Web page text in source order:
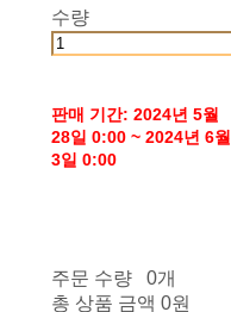
수량
판매 기간: 2024년 5월
28일 0:00 ~ 2024년 6월
3일 0:00
주문 수량
0개
총 상품 금액 0원